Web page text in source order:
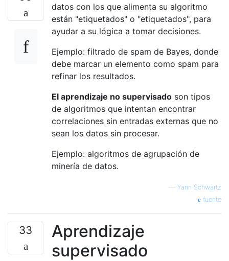
datos con los que alimenta su algoritmo
están "etiquetados" o "etiquetados", para
ayudar a su lógica a tomar decisiones.
Ejemplo: filtrado de spam de Bayes, donde
debe marcar un elemento como spam para
refinar los resultados.
El aprendizaje no supervisado son tipos
de algoritmos que intentan encontrar
correlaciones sin entradas externas que no
sean los datos sin procesar.
Ejemplo: algoritmos de agrupación de
minería de datos.
— Yann Schwartz
fuente
33
Aprendizaje
supervisado